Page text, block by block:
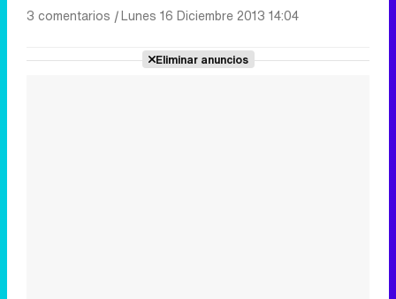
3 comentarios |Lunes 16 Diciembre 2013 14:04
Eliminar anuncios